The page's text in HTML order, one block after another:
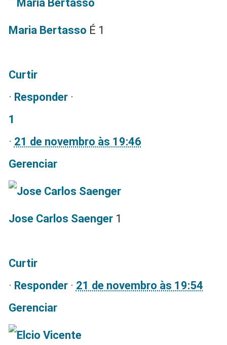
Maria Bertasso É 1
Curtir
· Responder·
1
· 21 de novembro às 19:46
Gerenciar
Jose Carlos Saenger 1
Curtir
· Responder· 21 de novembro às 19:54
Gerenciar